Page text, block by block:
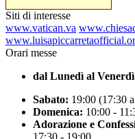
Siti di interesse
www.vatican.va
Orari messe
dal Lunedì al
Sabato: 19:00 (17:30
Domenica: 10:00 -
Adorazione e
17:30 - 19:00